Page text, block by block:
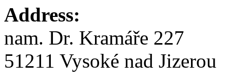
Address:
nam. Dr. Kramáře 227
51211 Vysoké nad Jizerou